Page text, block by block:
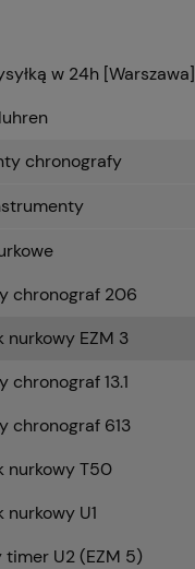
w 24h [Warszawa]
chronografy
chronograf 206
nurkowy EZM 3
chronograf 13.1
chronograf 613
nurkowy T50
nurkowy U1
timer U2 (EZM 5)